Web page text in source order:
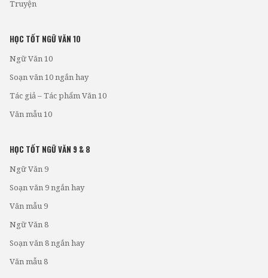
Truyện
HỌC TỐT NGỮ VĂN 10
Ngữ Văn 10
Soạn văn 10 ngắn hay
Tác giả – Tác phẩm Văn 10
Văn mẫu 10
HỌC TỐT NGỮ VĂN 9 & 8
Ngữ Văn 9
Soạn văn 9 ngắn hay
Văn mẫu 9
Ngữ Văn 8
Soạn văn 8 ngắn hay
Văn mẫu 8